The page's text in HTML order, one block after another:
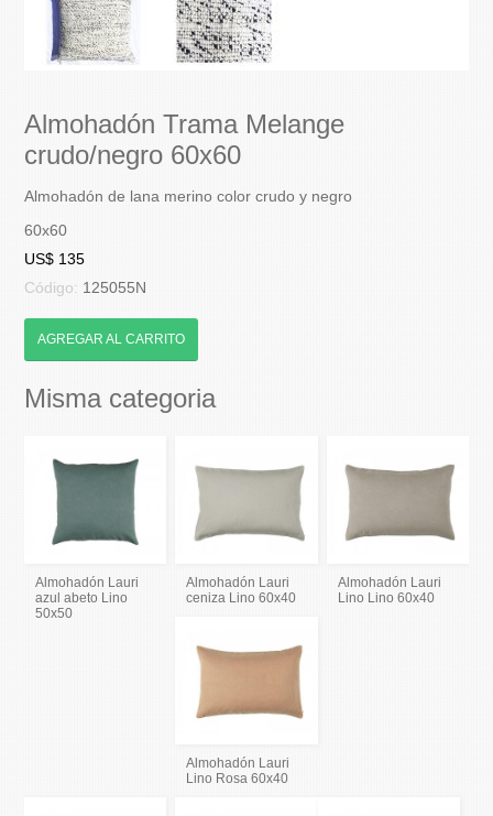
Almohadón Trama Melange
crudo/negro 60x60
Almohadón de lana merino color crudo y negro
60x60
US$ 135
Código: 125055N
AGREGAR AL CARRITO
Misma categoria
Almohadón Lauri
azul abeto Lino
50x50
Almohadón Lauri
ceniza Lino 60x40
Almohadón Lauri
Lino Lino 60x40
Almohadón Lauri
Lino Rosa 60x40